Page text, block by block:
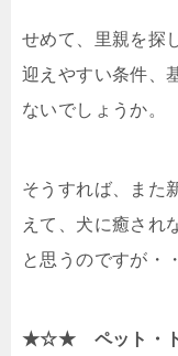
せめて、里親を探
迎えやすい条件、
ないでしょうか。
そうすれば、また
えて、犬に癒され
と思うのですが・
★☆★ ペット・ト